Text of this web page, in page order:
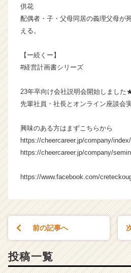
e
供花
配偶者・子・父母同居の義理父母が
える。
【ー続くー】
#経営計画書シリーズ
23年卒向け会社説明会開始しました
先輩社員・社長とオンライン座談会
興味のある方はまずこちらから
https://cheercareer.jp/company/
https://cheercareer.jp/company/
https://www.facebook.com/
前の記事へ
投稿一覧